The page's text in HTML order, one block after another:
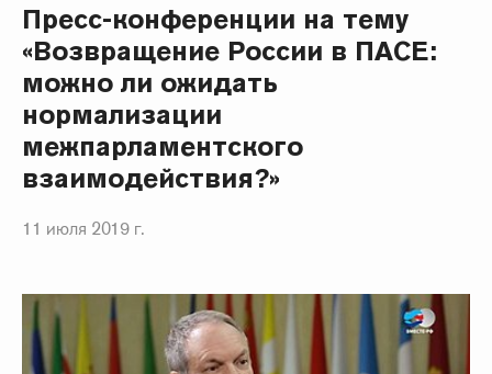
Пресс-конференции на тему
«Возвращение России в ПАСЕ:
можно ли ожидать
нормализации
межпарламентского
взаимодействия?»
11 июля 2019 г.